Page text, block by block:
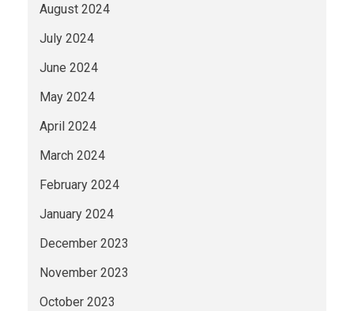
August 2024
July 2024
June 2024
May 2024
April 2024
March 2024
February 2024
January 2024
December 2023
November 2023
October 2023